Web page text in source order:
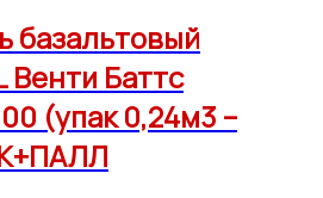
базальтовый
Венти Баттс
(упак 0,24м3 –